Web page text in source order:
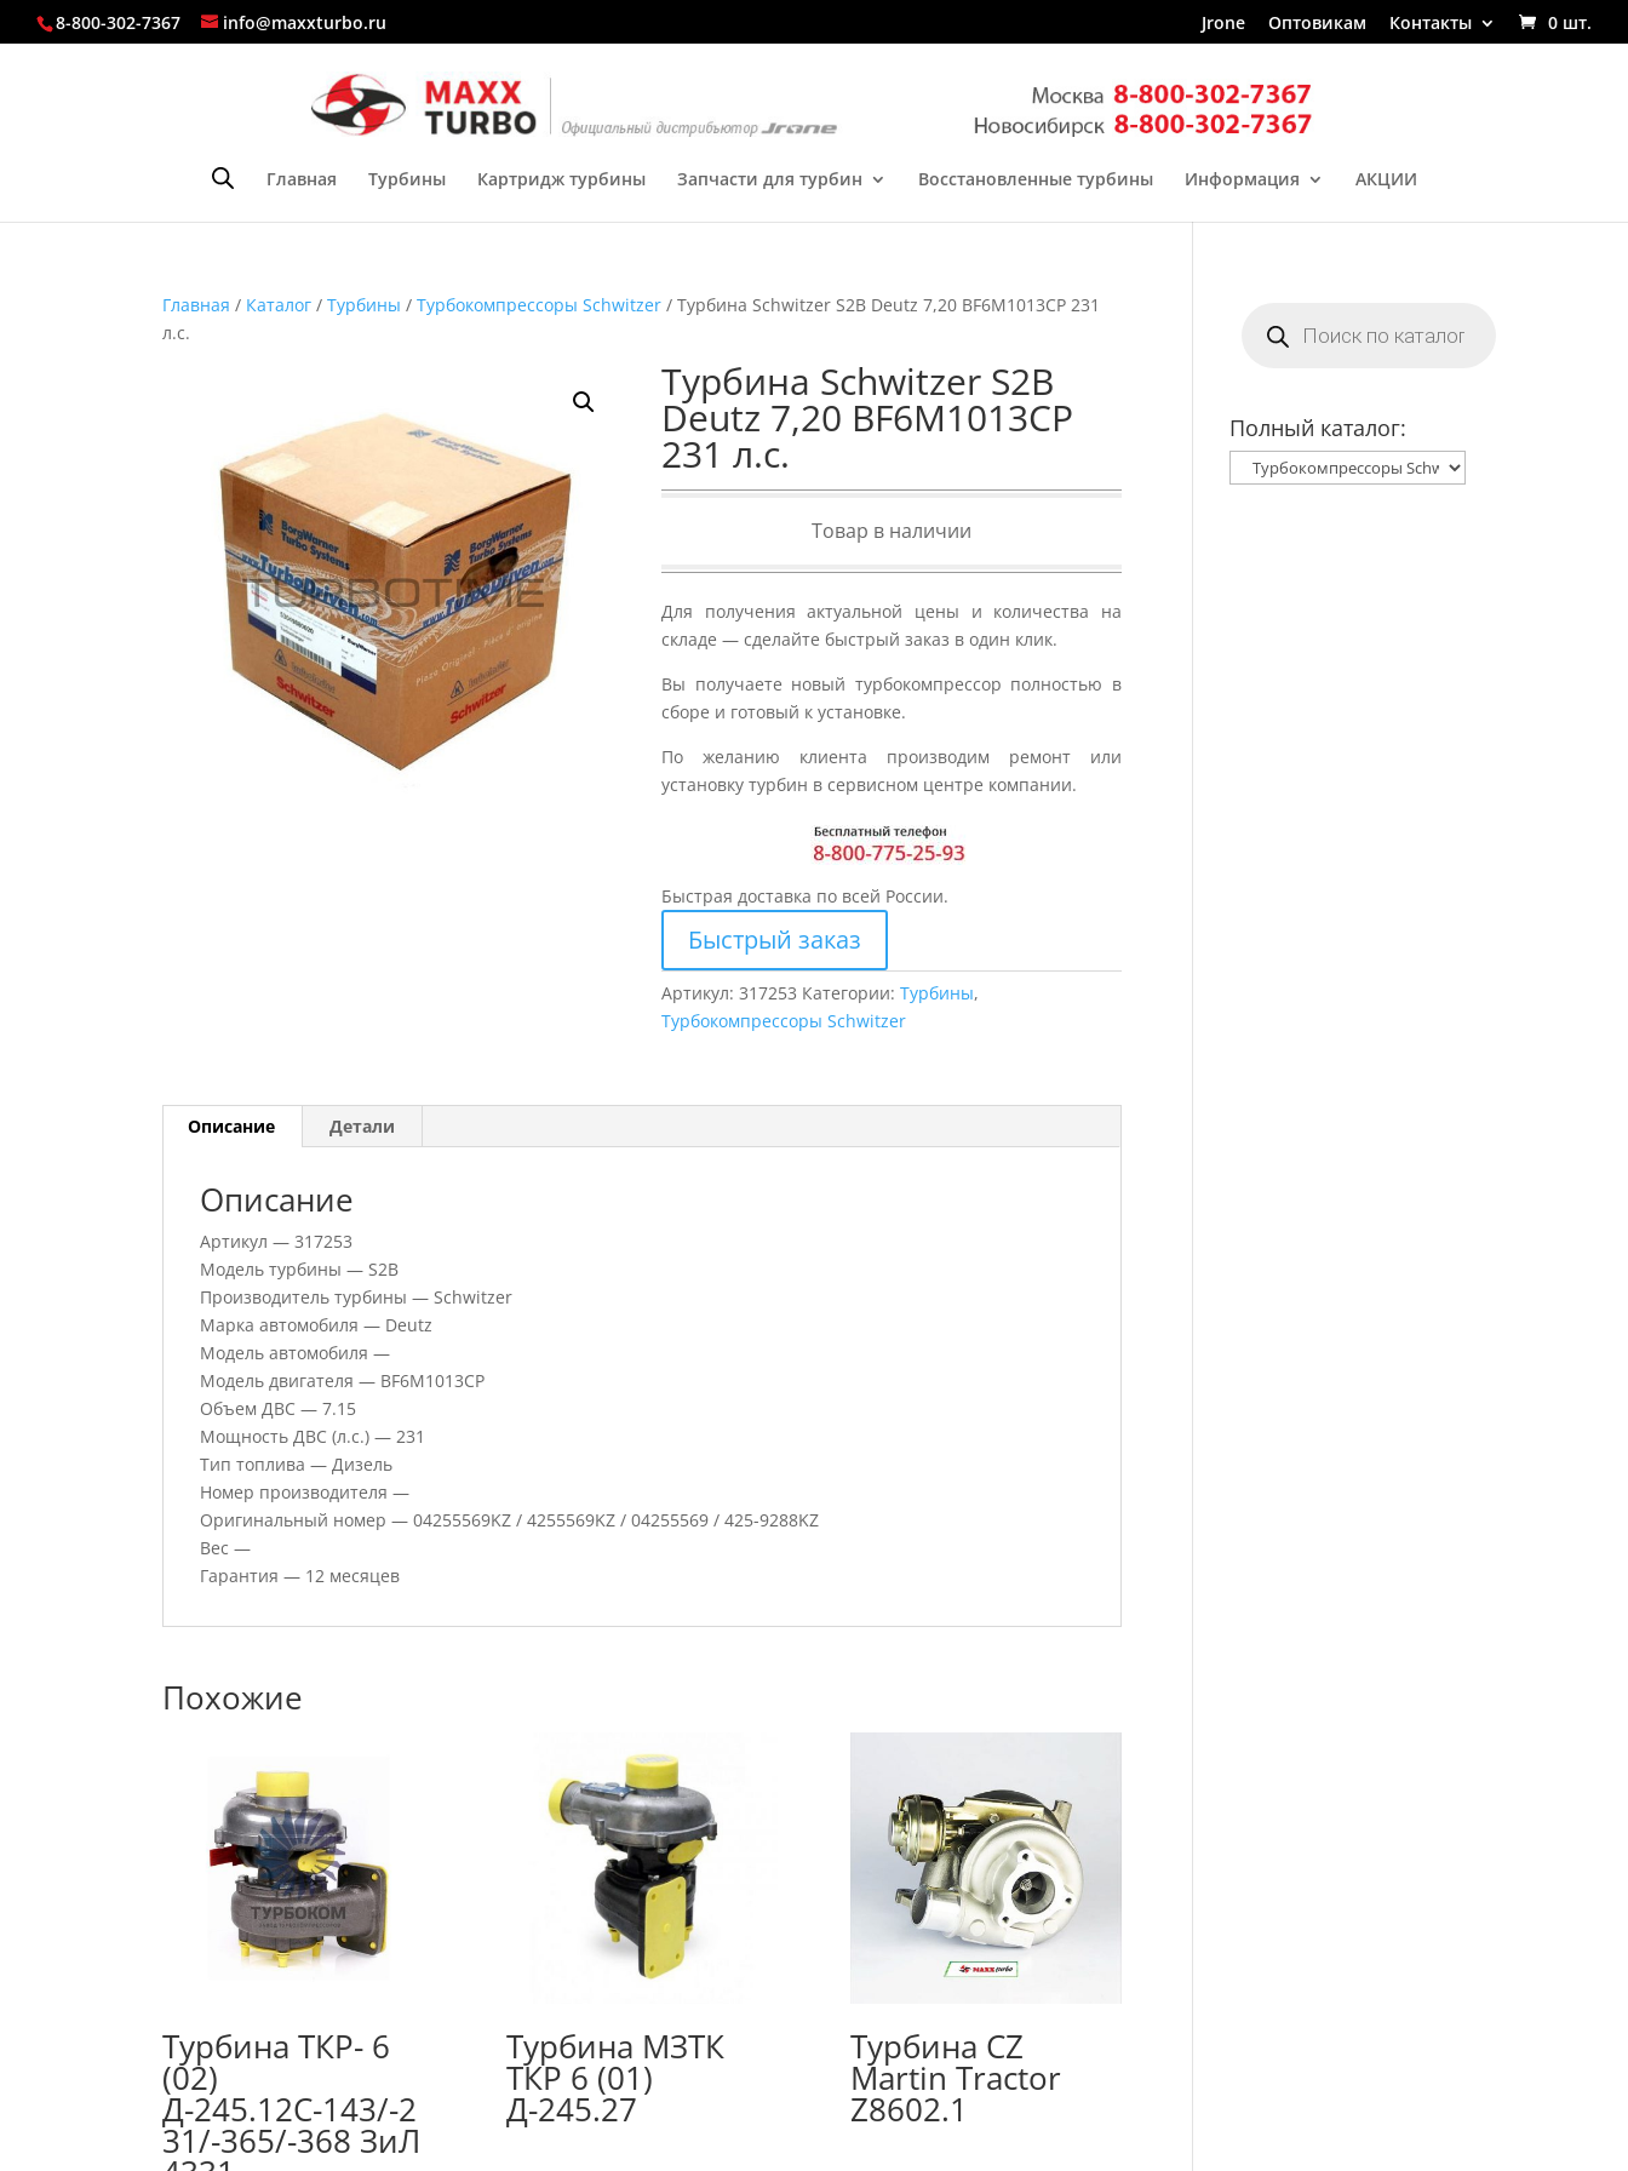
8-800-302-7367 info@maxxturbo.ru Jrone Оптовикам Контакты 0 шт.
Главная Турбины Картридж турбины Запчасти для турбин Восстановленные турбины Информация АКЦИИ
Главная / Каталог /Турбины /Турбокомпрессоры Schwitzer / Турбина Schwitzer S2B Deutz 7,20 BF6M1013CP 231
л.с.
Турбина Schwitzer S2B
Deutz 7,20 BF6M1013CP
231 л.с.
Товар в наличии
Для получения актуальной цены и количества на
складе — сделайте быстрый заказ в один клик.
Вы получаете новый турбокомпрессор полностью в
сборе и готовый к установке.
По желанию клиента производим ремонт или
установку турбин в сервисном центре компании.
Быстрая доставка по всей России.
Быстрый заказ
Артикул:317253 Категории:Турбины,
Турбокомпрессоры Schwitzer
Описание Детали
Описание
Артикул — 317253
Модель турбины — S2B
Производитель турбины — Schwitzer
Марка автомобиля — Deutz
Модель автомобиля —
Модель двигателя — BF6M1013CP
Объем ДВС — 7.15
Мощность ДВС (л.с.) — 231
Тип топлива — Дизель
Номер производителя —
Оригинальный номер — 04255569KZ / 4255569KZ / 04255569 / 425-9288KZ
Вес —
Гарантия — 12 месяцев
Похожие
Турбина ТКР- 6
(02)
Д-245.12С-143/-2
31/-365/-368 ЗиЛ
Турбина МЗТК
ТКР 6 (01)
Д-245.27
Турбина CZ
Martin Tractor
Z8602.1
товаров
Полный каталог: